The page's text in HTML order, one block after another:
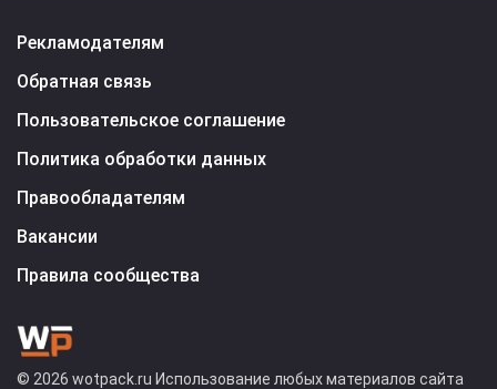
Рекламодателям
Обратная связь
Пользовательское соглашение
Политика обработки данных
Правообладателям
Вакансии
Правила сообщества
© 2026 wotpack.ru Использование любых материалов сайта